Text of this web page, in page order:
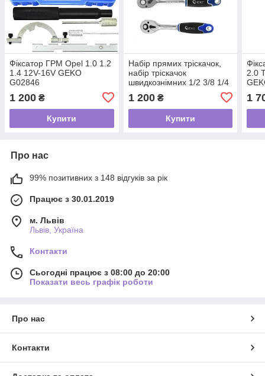
Фіксатор ГРМ Opel 1.0 1.2
1.4 12V-16V GEKO
G02846
1 200 ₴
Купити
Набір прямих тріскачок,
набір тріскачок
швидкознімних 1/2 3/8 1/4
1 200₴
Купити
2.0
1
Про нас
99% позитивних з 148 відгуків за рік
Працює з 30.01.2019
м. Львів
Львів, Україна
Контакти
Сьогодні працює з 08:00 до 20:00
Показати весь графік роботи
Про нас
Контакти